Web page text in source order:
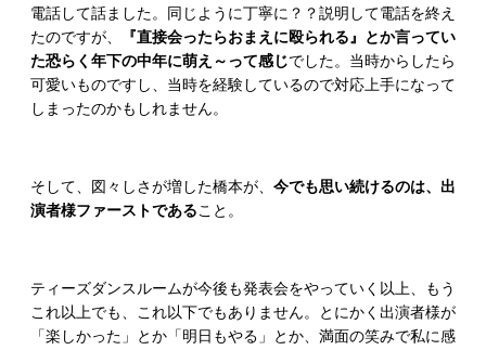
電話して話ました。同じように丁寧に？？説明して電話を終え
たのですが、
『直接会ったらおまえに殴られる』とか言ってい
た恐らく年下の中年に萌え～って感じでした。当時からしたら
可愛いものですし、当時を経験しているので対応上手になって
しまったのかもしれません。
そして、図々しさが増した橋本が、 今でも思い続けるのは、出
演者様ファーストであること。
ティーズダンスルームが今後も発表会をやっていく以上、もう
これ以上でも、これ以下でもありません。とにかく出演者様が
「楽しかった」とか「明日もやる」とか、満面の笑みで私に感